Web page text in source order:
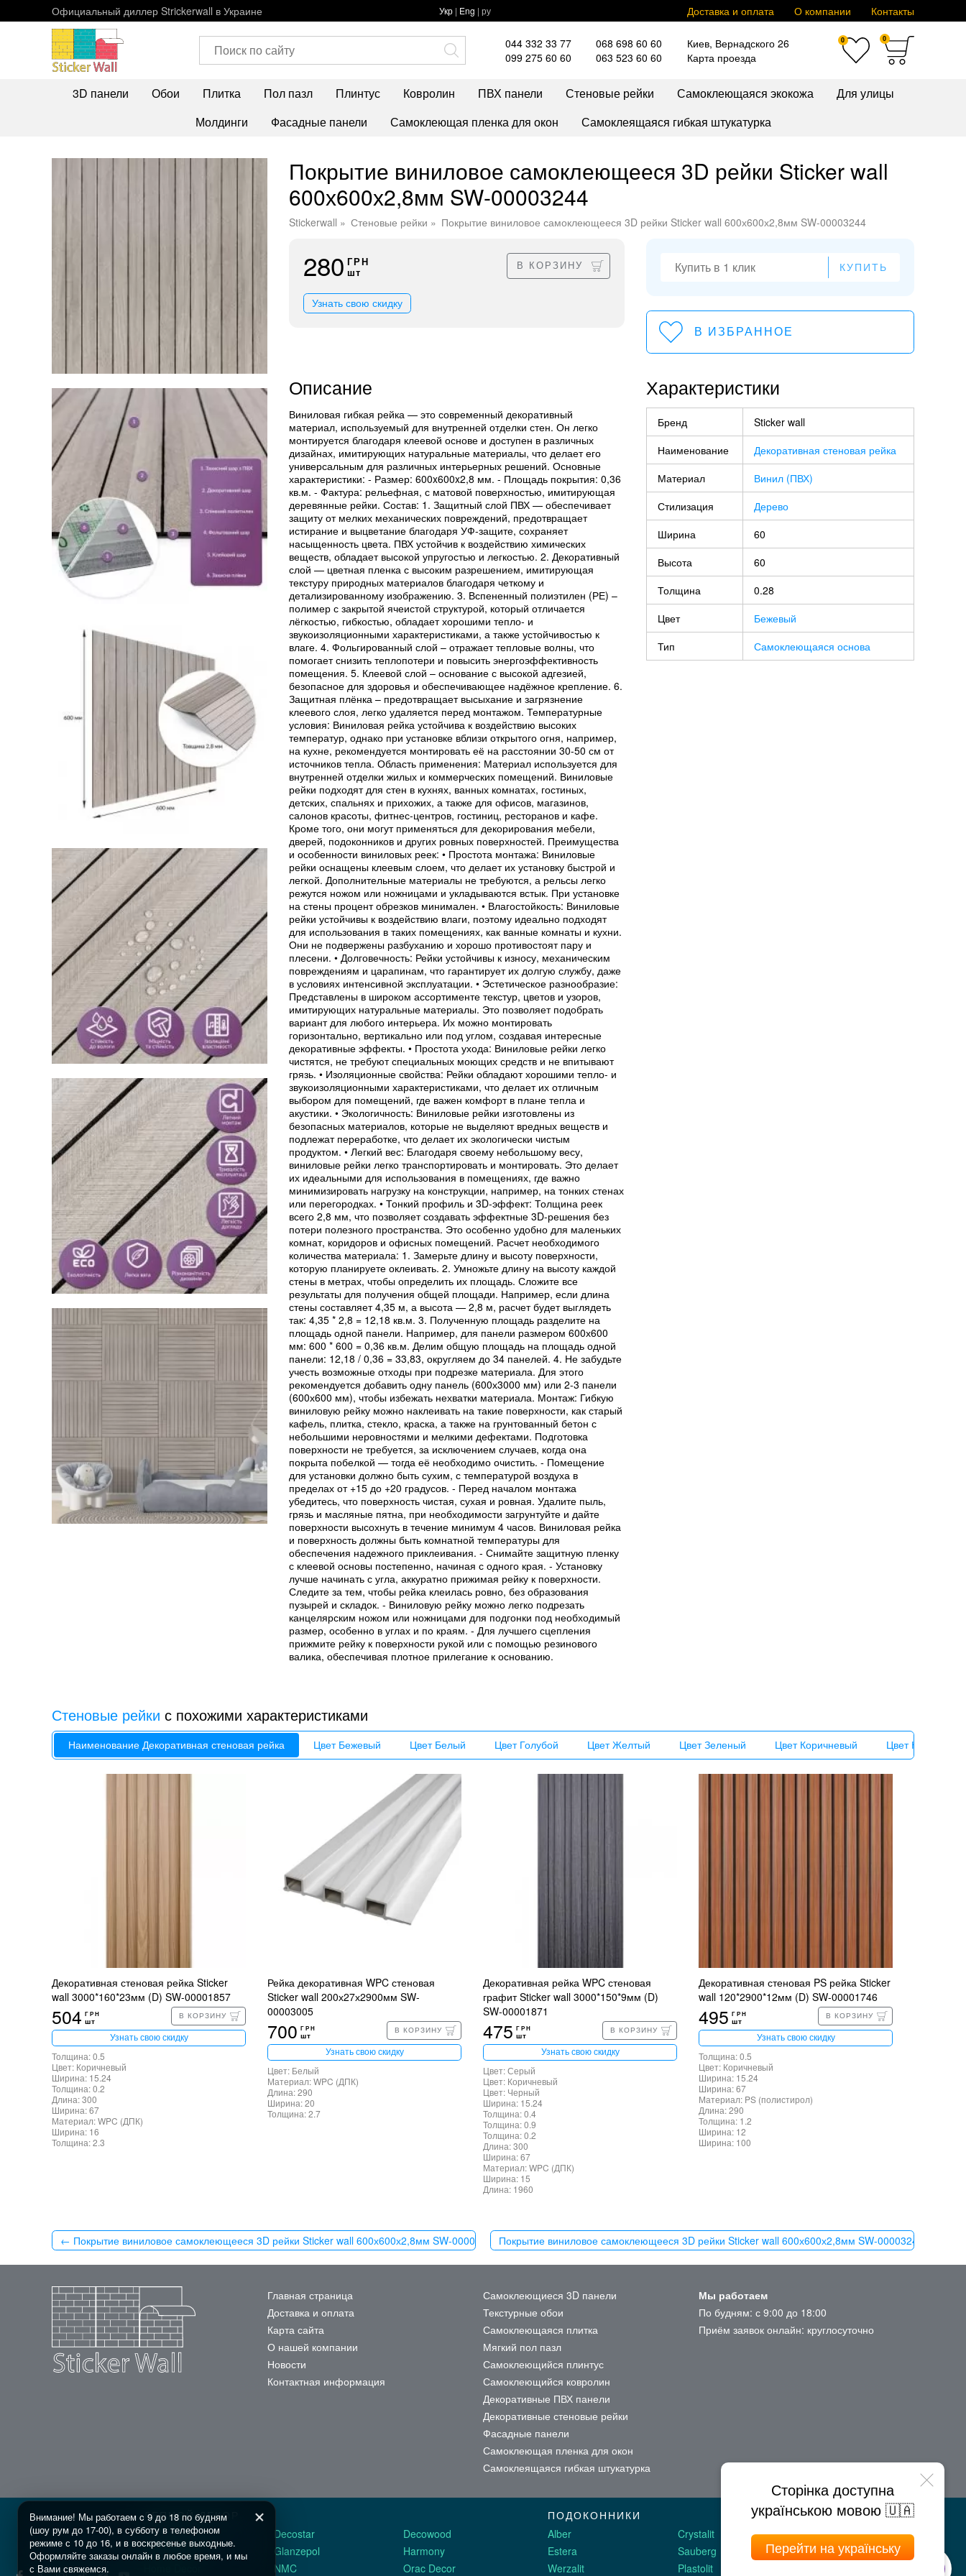
Официальный диллер Strickerwall в Украине Укр| Eng | ру Доставка и оплата О компании Контакты
044 332 33 77
099 275 60 60
068 698 60 60
063 523 60 60
Киев, Вернадского 26
Карта проезда
0 0
3D панели Обои Плитка Пол пазл Плинтус Ковролин ПВХ панели Стеновые рейки Самоклеющаяся экокожа
Для улицы
Молдинги
Фасадные панели Самоклеющая пленка для окон Самоклеящаяся гибкая штукатурка
Покрытие виниловое самоклеющееся 3D рейки Sticker wall
600х600х2,8мм SW-00003244
Stickerwall Стеновые рейки Покрытие виниловое самоклеющееся 3D рейки Sticker wall 600х600х2,8мм SW-00003244
280 ГРН
шт В КОРЗИНУ
Узнать свою скидку
КУПИТЬ
В ИЗБРАННОЕ
Описание
Виниловая гибкая рейка — это современный декоративный
материал, используемый для внутренней отделки стен. Он легко
монтируется благодаря клеевой основе и доступен в различных
дизайнах, имитирующих натуральные материалы, что делает его
универсальным для различных интерьерных решений. Основные
характеристики: - Размер: 600x600x2,8 мм. - Площадь покрытия: 0,36
кв.м. - Фактура: рельефная, с матовой поверхностью, имитирующая
деревянные рейки. Состав: 1. Защитный слой ПВХ — обеспечивает
защиту от мелких механических повреждений, предотвращает
истирание и выцветание благодаря УФ-защите, сохраняет
насыщенность цвета. ПВХ устойчив к воздействию химических
веществ, обладает высокой упругостью и легкостью. 2. Декоративный
слой — цветная пленка с высоким разрешением, имитирующая
текстуру природных материалов благодаря четкому и
детализированному изображению. 3. Вспененный полиэтилен (РЕ) –
полимер с закрытой ячеистой структурой, который отличается
лёгкостью, гибкостью, обладает хорошими тепло- и
звукоизоляционными характеристиками, а также устойчивостью к
влаге. 4. Фольгированный слой – отражает тепловые волны, что
помогает снизить теплопотери и повысить энергоэффективность
помещения. 5. Клеевой слой – основание с высокой адгезией,
безопасное для здоровья и обеспечивающее надёжное крепление. 6.
Защитная плёнка – предотвращает высыхание и загрязнение
клеевого слоя, легко удаляется перед монтажом. Температурные
условия: Виниловая рейка устойчива к воздействию высоких
температур, однако при установке вблизи открытого огня, например,
на кухне, рекомендуется монтировать её на расстоянии 30-50 см от
источников тепла. Область применения: Материал используется для
внутренней отделки жилых и коммерческих помещений. Виниловые
рейки подходят для стен в кухнях, ванных комнатах, гостиных,
детских, спальнях и прихожих, а также для офисов, магазинов,
салонов красоты, фитнес-центров, гостиниц, ресторанов и кафе.
Кроме того, они могут применяться для декорирования мебели,
дверей, подоконников и других ровных поверхностей. Преимущества
и особенности виниловых реек: • Простота монтажа: Виниловые
рейки оснащены клеевым слоем, что делает их установку быстрой и
легкой. Дополнительные материалы не требуются, а рельсы легко
режутся ножом или ножницами и укладываются встык. При установке
на стены процент обрезков минимален. • Влагостойкость: Виниловые
рейки устойчивы к воздействию влаги, поэтому идеально подходят
для использования в таких помещениях, как ванные комнаты и кухни.
Они не подвержены разбуханию и хорошо противостоят пару и
плесени. • Долговечность: Рейки устойчивы к износу, механическим
повреждениям и царапинам, что гарантирует их долгую службу, даже
в условиях интенсивной эксплуатации. • Эстетическое разнообразие:
Представлены в широком ассортименте текстур, цветов и узоров,
имитирующих натуральные материалы. Это позволяет подобрать
вариант для любого интерьера. Их можно монтировать
горизонтально, вертикально или под углом, создавая интересные
декоративные эффекты. • Простота ухода: Виниловые рейки легко
чистятся, не требуют специальных моющих средств и не впитывают
грязь. • Изоляционные свойства: Рейки обладают хорошими тепло- и
звукоизоляционными характеристиками, что делает их отличным
выбором для помещений, где важен комфорт в плане тепла и
акустики. • Экологичность: Виниловые рейки изготовлены из
безопасных материалов, которые не выделяют вредных веществ и
подлежат переработке, что делает их экологически чистым
продуктом. • Легкий вес: Благодаря своему небольшому весу,
виниловые рейки легко транспортировать и монтировать. Это делает
их идеальными для использования в помещениях, где важно
минимизировать нагрузку на конструкции, например, на тонких стенах
или перегородках. • Тонкий профиль и 3D-эффект: Толщина реек
всего 2,8 мм, что позволяет создавать эффектные 3D-решения без
потери полезного пространства. Это особенно удобно для маленьких
комнат, коридоров и офисных помещений. Расчет необходимого
количества материала: 1. Замерьте длину и высоту поверхности,
которую планируете оклеивать. 2. Умножьте длину на высоту каждой
стены в метрах, чтобы определить их площадь. Сложите все
результаты для получения общей площади. Например, если длина
стены составляет 4,35 м, а высота — 2,8 м, расчет будет выглядеть
так: 4,35 * 2,8 = 12,18 кв.м. 3. Полученную площадь разделите на
площадь одной панели. Например, для панели размером 600х600
мм: 600 * 600 = 0,36 кв.м. Делим общую площадь на площадь одной
панели: 12,18 / 0,36 = 33,83, округляем до 34 панелей. 4. Не забудьте
учесть возможные отходы при подрезке материала. Для этого
рекомендуется добавить одну панель (600х3000 мм) или 2-3 панели
(600х600 мм), чтобы избежать нехватки материала. Монтаж: Гибкую
виниловую рейку можно наклеивать на такие поверхности, как старый
кафель, плитка, стекло, краска, а также на грунтованный бетон с
небольшими неровностями и мелкими дефектами. Подготовка
поверхности не требуется, за исключением случаев, когда она
покрыта побелкой — тогда её необходимо очистить. - Помещение
для установки должно быть сухим, с температурой воздуха в
пределах от +15 до +20 градусов. - Перед началом монтажа
убедитесь, что поверхность чистая, сухая и ровная. Удалите пыль,
грязь и масляные пятна, при необходимости загрунтуйте и дайте
поверхности высохнуть в течение минимум 4 часов. Виниловая рейка
и поверхность должны быть комнатной температуры для
обеспечения надежного приклеивания. - Снимайте защитную пленку
с клеевой основы постепенно, начиная с одного края. - Установку
лучше начинать с угла, аккуратно прижимая рейку к поверхности.
Следите за тем, чтобы рейка клеилась ровно, без образования
пузырей и складок. - Виниловую рейку можно легко подрезать
канцелярским ножом или ножницами для подгонки под необходимый
размер, особенно в углах и по краям. - Для лучшего сцепления
прижмите рейку к поверхности рукой или с помощью резинового
валика, обеспечивая плотное прилегание к основанию.
Характеристики
Бренд
Sticker wall
Наименование
Декоративная стеновая рейка
Материал
Винил (ПВХ)
Стилизация
Дерево
Ширина
60
Высота
60
Толщина
0.28
Цвет
Бежевый
Тип
Самоклеющаяся основа
Стеновые рейки с похожими характеристиками
Наименование Декоративная стеновая рейка Цвет Бежевый Цвет Белый Цвет Голубой Цвет Желтый Цвет Зеленый Цвет Коричневый Цвет Красный
Декоративная стеновая рейка Sticker
wall 3000*160*23мм (D) SW-00001857
504 ГРН
шт
В КОРЗИНУ
Узнать свою скидку
Толщина: 0.5
Цвет: Коричневый
Ширина: 15.24
Толщина: 0.2
Длина: 300
Ширина: 67
Материал: WPC (ДПК)
Ширина: 16
Толщина: 2.3
Рейка декоративная WPC стеновая
Sticker wall 200х27х2900мм SW-
00003005
700 ГРН
шт
В КОРЗИНУ
Узнать свою скидку
Цвет: Белый
Материал: WPC (ДПК)
Длина: 290
Ширина: 20
Толщина: 2.7
Декоративная рейка WPC стеновая
графит Sticker wall 3000*150*9мм (D)
SW-00001871
475 ГРН
шт
В КОРЗИНУ
Узнать свою скидку
Цвет: Серый
Цвет: Коричневый
Цвет: Черный
Ширина: 15.24
Толщина: 0.4
Толщина: 0.9
Толщина: 0.2
Длина: 300
Ширина: 67
Материал: WPC (ДПК)
Ширина: 15
Длина: 1960
Декоративная стеновая PS рейка Sticker
wall 120*2900*12мм (D) SW-00001746
495 ГРН
шт
В КОРЗИНУ
Узнать свою скидку
Толщина: 0.5
Цвет: Коричневый
Ширина: 15.24
Ширина: 67
Материал: PS (полистирол)
Длина: 290
Толщина: 1.2
Ширина: 12
Ширина: 100
← Покрытие виниловое самоклеющееся 3D рейки Sticker wall 600х600х2,8мм SW-00003243 Покрытие виниловое самоклеющееся 3D рейки Sticker wall 600х600х2,8мм SW-00003245 →
Главная страница
Доставка и оплата
Карта сайта
О нашей компании
Новости
Контактная информация
Самоклеющиеся 3D панели
Текстурные обои
Самоклеющаяся плитка
Мягкий пол пазл
Самоклеющийся плинтус
Самоклеющийся ковролин
Декоративные ПВХ панели
Декоративные стеновые рейки
Фасадные панели
Самоклеющая пленка для окон
Самоклеящаяся гибкая штукатурка
Мы работаем
По будням: с 9:00 до 18:00
Приём заявок онлайн: круглосуточно
ЛЕПНОЙ ДЕКОР
Classic Home
Decostar
Decowood
Gaudi Decor
Glanzepol
Harmony
NMC Orac Decor
ПОДОКОННИКИ
Alber
Crystalit
Estera
Sauberg
Werzalit
Plastolit
МАГАЗИНЫ
Двери Omis
Stickerwall
Онлайн помощь
Внимание! Мы работаем c 9 до 18 по будням
(шоу рум до 17-00), в субботу в телефоном
режиме с 10 до 16, и в воскресенье выходные.
Оформляйте заказы онлайн в любое время, и мы
с Вами свяжемся.
Сторінка доступна
українською мовою 🇺🇦
Перейти на українську